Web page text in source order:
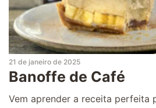
21 de janeiro de 2025
Banoffe de Café
Vem aprender a receita perfeita